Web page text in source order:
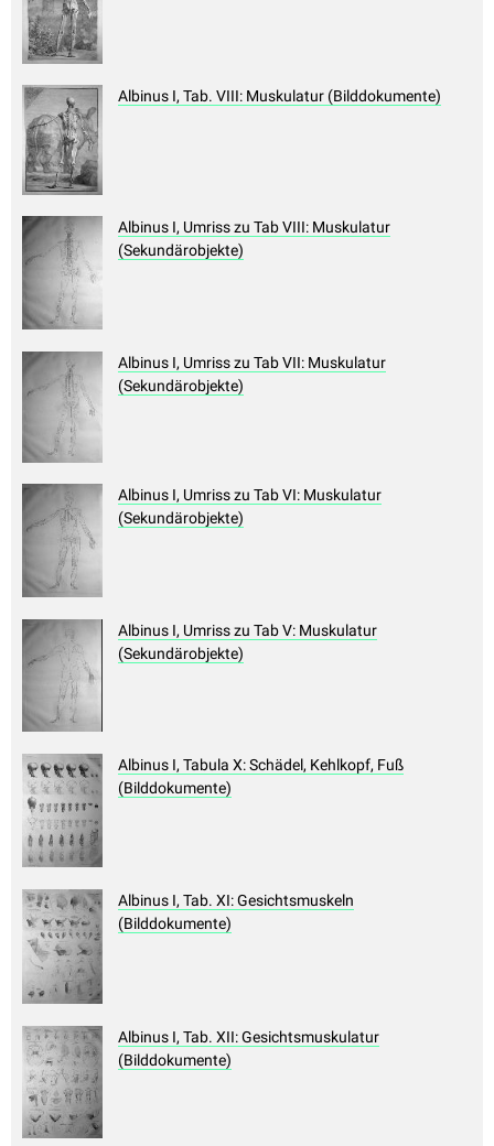
Albinus I, Tab. VIII: Muskulatur (Bilddokumente)
Albinus I, Umriss zu Tab VIII: Muskulatur
(Sekundärobjekte)
Albinus I, Umriss zu Tab VII: Muskulatur
(Sekundärobjekte)
Albinus I, Umriss zu Tab VI: Muskulatur
(Sekundärobjekte)
Albinus I, Umriss zu Tab V: Muskulatur
(Sekundärobjekte)
Albinus I, Tabula X: Schädel, Kehlkopf, Fuß
(Bilddokumente)
Albinus I, Tab. XI: Gesichtsmuskeln
(Bilddokumente)
Albinus I, Tab. XII: Gesichtsmuskulatur
(Bilddokumente)